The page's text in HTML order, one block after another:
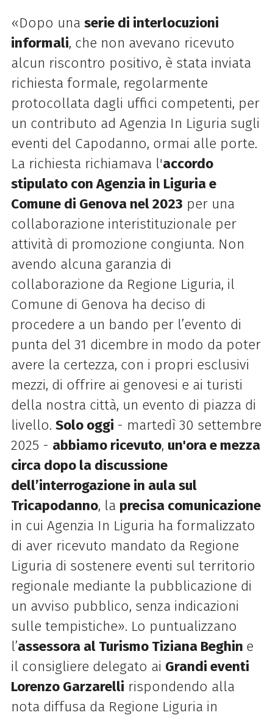
«Dopo una serie di interlocuzioni
informali, che non avevano ricevuto
alcun riscontro positivo, è stata inviata
richiesta formale, regolarmente
protocollata dagli uffici competenti, per
un contributo ad Agenzia In Liguria sugli
eventi del Capodanno, ormai alle porte.
La richiesta richiamava l'accordo
stipulato con Agenzia in Liguria e
Comune di Genova nel 2023 per una
collaborazione interistituzionale per
attività di promozione congiunta. Non
avendo alcuna garanzia di
collaborazione da Regione Liguria, il
Comune di Genova ha deciso di
procedere a un bando per l’evento di
punta del 31 dicembre in modo da poter
avere la certezza, con i propri esclusivi
mezzi, di offrire ai genovesi e ai turisti
della nostra città, un evento di piazza di
livello. Solo oggi - martedì 30 settembre
2025 - abbiamo ricevuto, un'ora e mezza
circa dopo la discussione
dell’interrogazione in aula sul
Tricapodanno, la precisa comunicazione
in cui Agenzia In Liguria ha formalizzato
di aver ricevuto mandato da Regione
Liguria di sostenere eventi sul territorio
regionale mediante la pubblicazione di
un avviso pubblico, senza indicazioni
sulle tempistiche». Lo puntualizzano
l’assessora al Turismo Tiziana Beghin e
il consigliere delegato ai Grandi eventi
Lorenzo Garzarelli rispondendo alla
nota diffusa da Regione Liguria in